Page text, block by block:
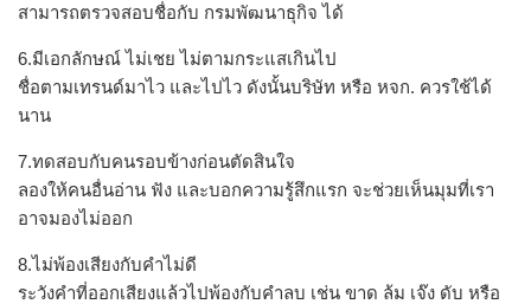
สามารถตรวจสอบชื่อกับ กรมพัฒนาธุกิจ ได้
6.มีเอกลักษณ์ ไม่เชย ไม่ตามกระแสเกินไป
ชื่อตามเทรนด์มาไว และไปไว ดังนั้นบริษัท หรือ หจก. ควรใช้ได้
นาน
7.ทดสอบกับคนรอบข้างก่อนตัดสินใจ
ลองให้คนอื่นอ่าน ฟัง และบอกความรู้สึกแรก จะช่วยเห็นมุมที่เรา
อาจมองไม่ออก
8.ไม่พ้องเสียงกับคำไม่ดี
ระวังคำที่ออกเสียงแล้วไปพ้องกับคำลบ เช่น ขาด ล้ม เจ๊ง ดับ หรือ